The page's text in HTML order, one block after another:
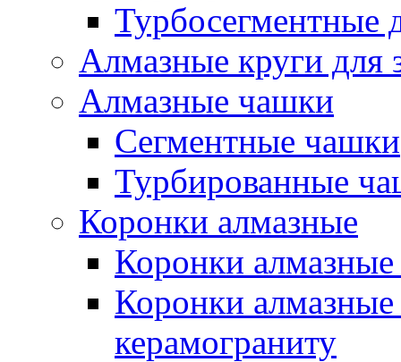
Турбосегментные
Алмазные круги для
Алмазные чашки
Сегментные чашки
Турбированные
Коронки алмазные
Коронки
Коронки
керамограниту